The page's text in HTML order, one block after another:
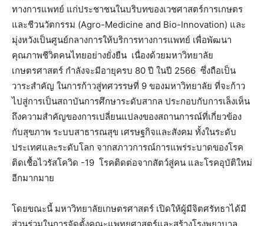
ทางการแพทย์ แก่ประชาชนในบริบทของเวชศาสตร์การเกษตร
และชีวนวัตกรรม (Agro-Medicine and Bio-Innovation) และ
มุ่งหวังเป็นศูนย์กลางการให้บริการทางการแพทย์ เพื่อพัฒนา
คุณภาพชีวิตคนไทยอย่างยั่งยืน เนื่องด้วยมหาวิทยาลัย
เกษตรศาสตร์ กำลังจะมีอายุครบ 80 ปี ในปี 2566 ซึ่งถือเป็น
วาระสำคัญ ในการก้าวสู่ทศวรรษที่ 9 ของมหาวิทยาลัย ที่จะก้าว
ไปสู่การเป็นสถาบันการศึกษาระดับสากล ประกอบกับการเล็งเห็น
ถึงความสำคัญของการเปลี่ยนแปลงของสถานการณ์ที่เกี่ยวข้อง
กับสุขภาพ ระบบสาธารณสุข เศรษฐกิจและสังคม ทั้งในระดับ
ประเทศและระดับโลก จากสภาวการณ์การแพร่ระบาดของโรค
ติดเชื้อไวรัสโควิด -19 โรคติดต่อจากสัตว์สู่คน และโรคอุบัติใหม่
อีกมากมาย
โดยขณะนี้ มหาวิทยาลัยเกษตรศาสตร์ เปิดให้ผู้มีจิตศรัทธาได้มี